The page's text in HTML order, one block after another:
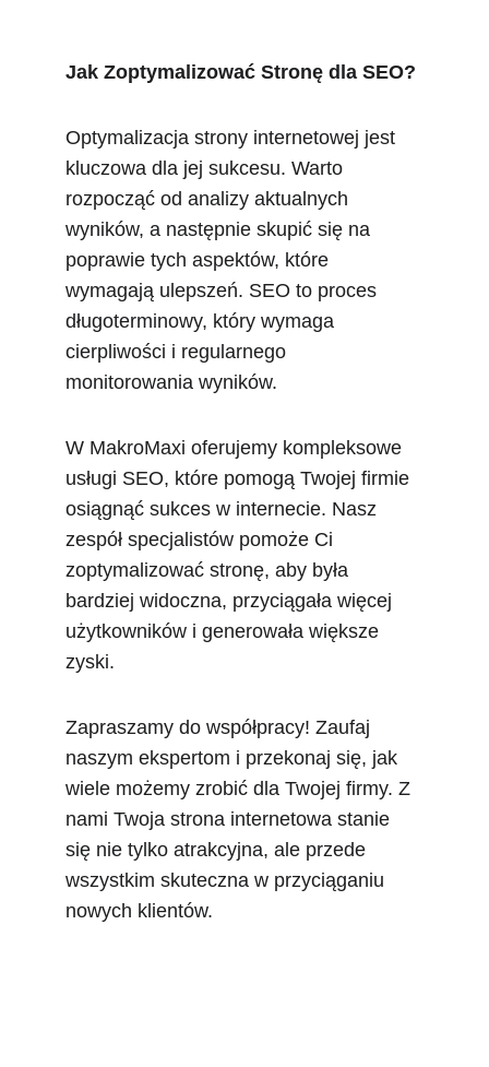
Jak Zoptymalizować Stronę dla SEO?
Optymalizacja strony internetowej jest
kluczowa dla jej sukcesu. Warto
rozpocząć od analizy aktualnych
wyników, a następnie skupić się na
poprawie tych aspektów, które
wymagają ulepszeń. SEO to proces
długoterminowy, który wymaga
cierpliwości i regularnego
monitorowania wyników.
W MakroMaxi oferujemy kompleksowe
usługi SEO, które pomogą Twojej firmie
osiągnąć sukces w internecie. Nasz
zespół specjalistów pomoże Ci
zoptymalizować stronę, aby była
bardziej widoczna, przyciągała więcej
użytkowników i generowała większe
zyski.
Zapraszamy do współpracy! Zaufaj
naszym ekspertom i przekonaj się, jak
wiele możemy zrobić dla Twojej firmy. Z
nami Twoja strona internetowa stanie
się nie tylko atrakcyjna, ale przede
wszystkim skuteczna w przyciąganiu
nowych klientów.